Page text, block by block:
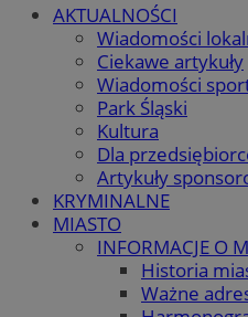
AKTUALNOŚCI
Wiadomości
Ciekawe artykuły
Wiadomości
Park Śląski
Kultura
Dla
Artykuły
KRYMINALNE
MIASTO
INFORMACJE O
Historia
Ważne